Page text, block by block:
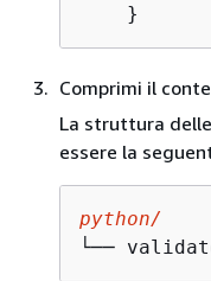
    }
Comprimi il
La struttura
essere la
python/
└──